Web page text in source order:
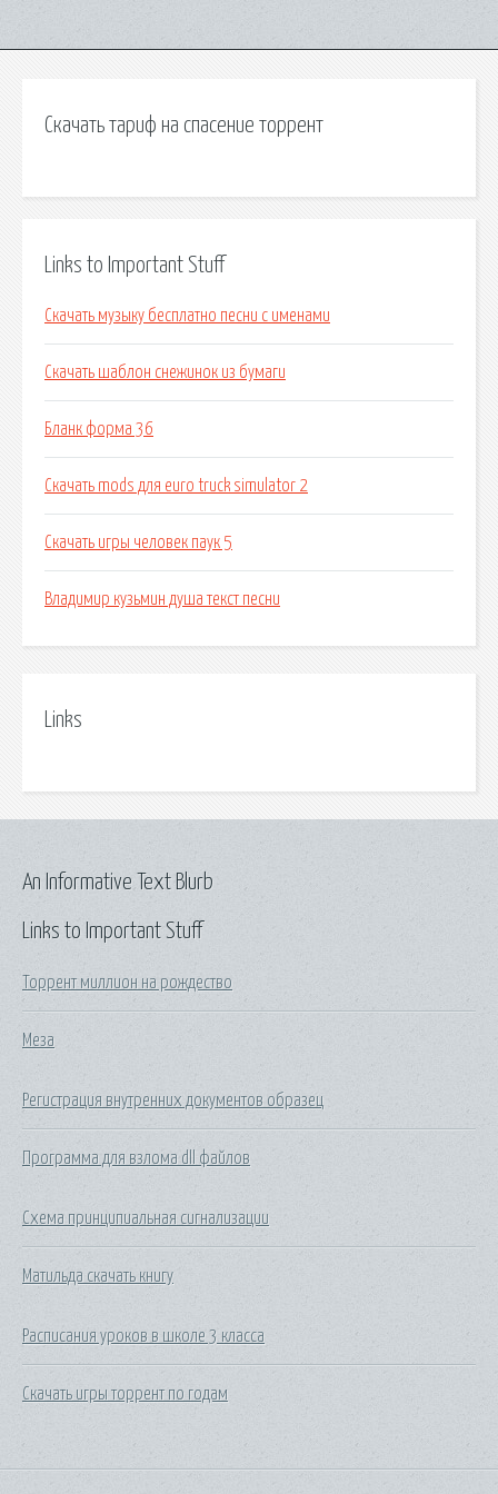
Скачать тариф на спасение торрент
Links to Important Stuff
Скачать музыку бесплатно песни с именами
Скачать шаблон снежинок из бумаги
Бланк форма 36
Скачать mods для euro truck simulator 2
Скачать игры человек паук 5
Владимир кузьмин душа текст песни
Links
Links to Important Stuff
Торрент миллион на рождество
Меза
Регистрация внутренних документов образец
Программа для взлома dll файлов
Схема принципиальная сигнализации
Матильда скачать книгу
Расписания уроков в школе 3 класса
Скачать игры торрент по годам
An Informative Text Blurb